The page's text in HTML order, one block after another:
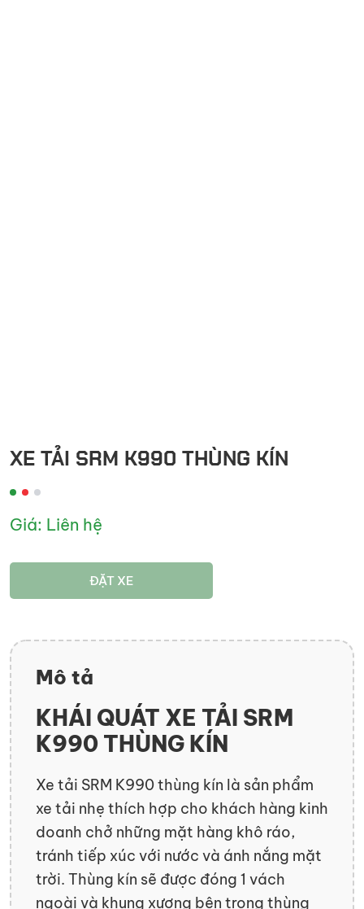
XE TẢI SRM K990 THÙNG KÍN
Giá: Liên hệ
ĐẶT XE
Mô tả
KHÁI QUÁT XE TẢI SRM
K990 THÙNG KÍN
Xe tải SRM K990 thùng kín là sản phẩm
xe tải nhẹ thích hợp cho khách hàng kinh
doanh chở những mặt hàng khô ráo,
tránh tiếp xúc với nước và ánh nắng mặt
trời. Thùng kín sẽ được đóng 1 vách
ngoài và khung xương bên trong thùng